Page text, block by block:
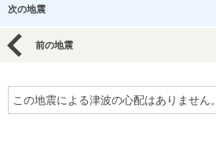
次の地震
前の地震
この地震による津波の心配はありません。